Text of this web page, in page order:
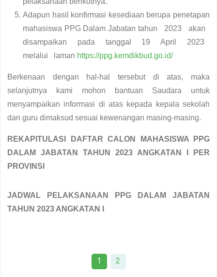
Adapun hasil konfirmasi kesediaan berupa penetapan
mahasiswa PPG Dalam Jabatan tahun 2023 akan
disampaikan pada tanggal 19 April 2023
melalui laman https://ppg.kemdikbud.go.id/
Berkenaan dengan hal-hal tersebut di atas, maka
selanjutnya kami mohon bantuan Saudara untuk
menyampaikan informasi di atas kepada kepala sekolah
dan guru dimaksud sesuai kewenangan masing-masing.
REKAPITULASI DAFTAR CALON MAHASISWA PPG
DALAM JABATAN TAHUN 2023 ANGKATAN I PER
PROVINSI
JADWAL PELAKSANAAN PPG DALAM JABATAN
TAHUN 2023 ANGKATAN I
1 2